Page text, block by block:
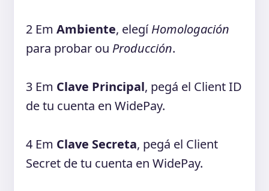
2 Em Ambiente, elegíHomologación
para probar ou Producción.
3 Em Clave Principal, pegá el Client ID
de tu cuenta en WidePay.
4 Em Clave Secreta, pegá el Client
Secret de tu cuenta en WidePay.